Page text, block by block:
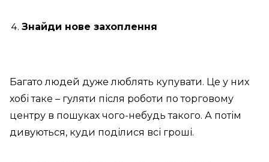
Знайди нове захоплення
Багато людей дуже люблять купувати. Це у них
хобі таке – гуляти після роботи по торговому
центру в пошуках чого-небудь такого. А потім
дивуються, куди поділися всі гроші.